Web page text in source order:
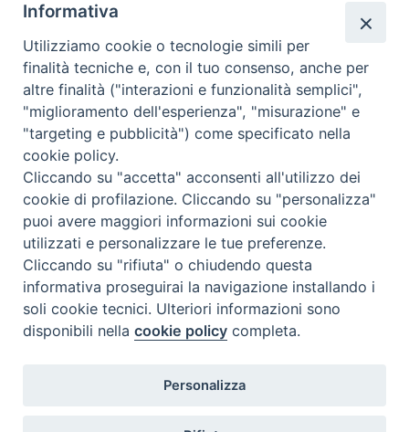
Valutazione
Complesso, Problematico
Tematica: Amore-Sentimenti, Carcere...
Contatti & Info
C.ne Aurelia, 50 – 00165 Roma
Contatti
Scrivi a: cnvf@chiesacattolica.it
Informativa
Utilizziamo cookie o tecnologie simili per
finalità tecniche e, con il tuo consenso, anche per
altre finalità ("interazioni e funzionalità semplici",
"miglioramento dell'esperienza", "misurazione" e
"targeting e pubblicità") come specificato nella
cookie policy.
Cliccando su "accetta" acconsenti all'utilizzo dei
cookie di profilazione. Cliccando su "personalizza"
puoi avere maggiori informazioni sui cookie
utilizzati e personalizzare le tue preferenze.
Cliccando su "rifiuta" o chiudendo questa
informativa proseguirai la navigazione installando i
soli cookie tecnici. Ulteriori informazioni sono
disponibili nellacookie policy completa.
Personalizza